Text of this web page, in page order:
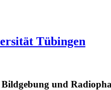
Tübingen
und